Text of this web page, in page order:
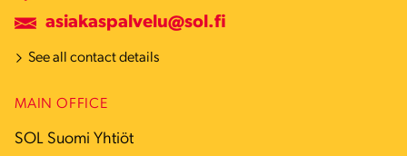
asiakaspalvelu@sol.fi
See all contact details
MAIN OFFICE
SOL Suomi Yhtiöt